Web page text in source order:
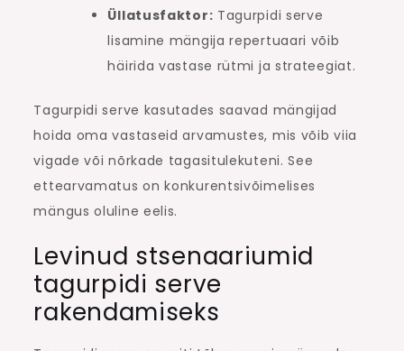
Üllatusfaktor: Tagurpidi serve
lisamine mängija repertuaari võib
häirida vastase rütmi ja strateegiat.
Tagurpidi serve kasutades saavad mängijad
hoida oma vastaseid arvamustes, mis võib viia
vigade või nõrkade tagasitulekuteni. See
ettearvamatus on konkurentsivõimelises
mängus oluline eelis.
Levinud stsenaariumid
tagurpidi serve
rakendamiseks